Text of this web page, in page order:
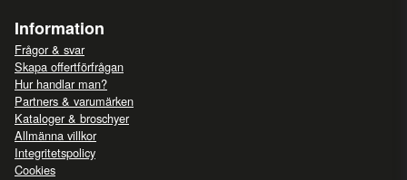
Information
Frågor & svar
Skapa offertförfrågan
Hur handlar man?
Partners & varumärken
Kataloger & broschyer
Allmänna villkor
Integritetspolicy
Cookies